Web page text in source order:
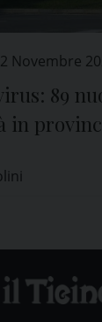
2 Novembre
89
in